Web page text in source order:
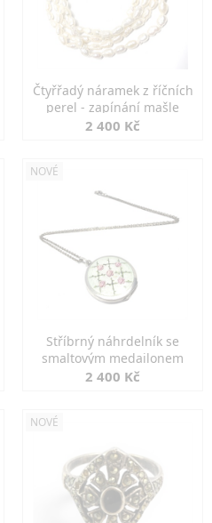
Čtyřřadý náramek z říčních
perel - zapínání mašle
2 400 Kč
NOVÉ
Stříbrný náhrdelník se
smaltovým medailonem
2 400 Kč
NOVÉ